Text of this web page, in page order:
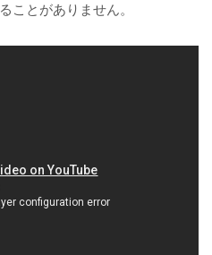
ことがありません。